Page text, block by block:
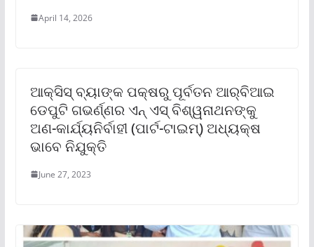
April 14, 2026
ଆକ୍ସିସ୍ ବ୍ୟାଙ୍କ ପକ୍ଷରୁ ପୂର୍ବତନ ଆର୍‌ବିଆଇ
ଡେପୁଟି ଗଭର୍ଣ୍ଣର ଏନ୍ ଏସ୍ ବିଶ୍ୱନାଥନଙ୍କୁ
ଅଣ-କାର୍ଯ୍ୟନିର୍ବାହୀ (ପାର୍ଟ-ଟାଇମ୍‌) ଅଧ୍ୟକ୍ଷ
ଭାବେ ନିଯୁକ୍ତି
June 27, 2023